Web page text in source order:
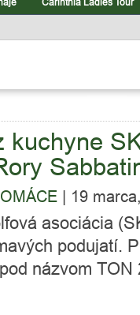
kuchyne
| 19
asociácia
podujatí.
názvom TON